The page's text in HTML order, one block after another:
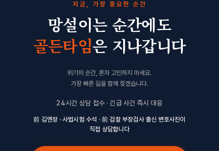
지금, 가장 중요한 순간
망설이는 순간에도
골든타임은 지나갑니다
위기의 순간, 혼자 고민하지 마세요.
가장 빠른 길을 함께 찾겠습니다.
24시간 상담 접수 · 긴급 사건 즉시 대응
前 김앤장 · 사법시험 수석 · 前 검찰 부장검사 출신 변호사진이
직접 상담합니다